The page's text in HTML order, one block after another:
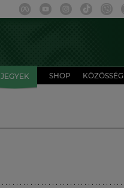
JEGYEK SHOP KÖZÖSSÉG